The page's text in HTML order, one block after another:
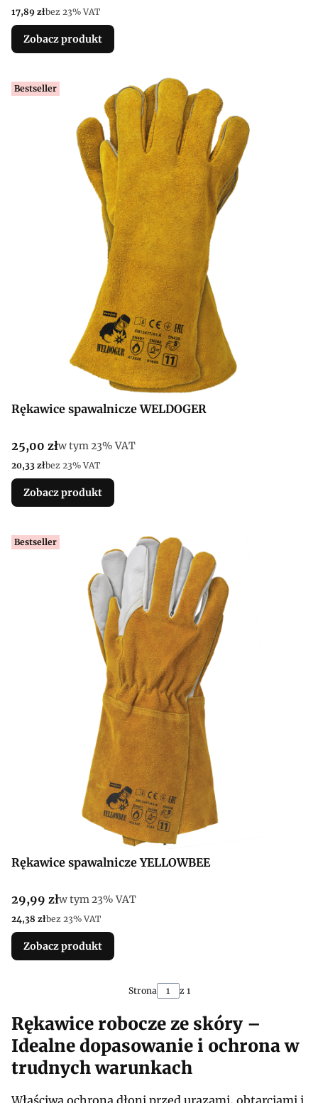
Cena netto
17,89 złbez 23% VAT
Zobacz produkt
Bestseller
Rękawice spawalnicze WELDOGER
Cena brutto
25,00 złw tym %s VAT
w tym23% VAT
Cena netto
20,33 złbez 23% VAT
Zobacz produkt
Bestseller
Rękawice spawalnicze YELLOWBEE
Cena brutto
29,99 złw tym %s VAT
w tym23% VAT
Cena netto
24,38 złbez 23% VAT
Zobacz produkt
Strona z 1
Rękawice robocze ze skóry –
Idealne dopasowanie i ochrona w
trudnych warunkach
Właściwa ochrona dłoni przed urazami, obtarciami i